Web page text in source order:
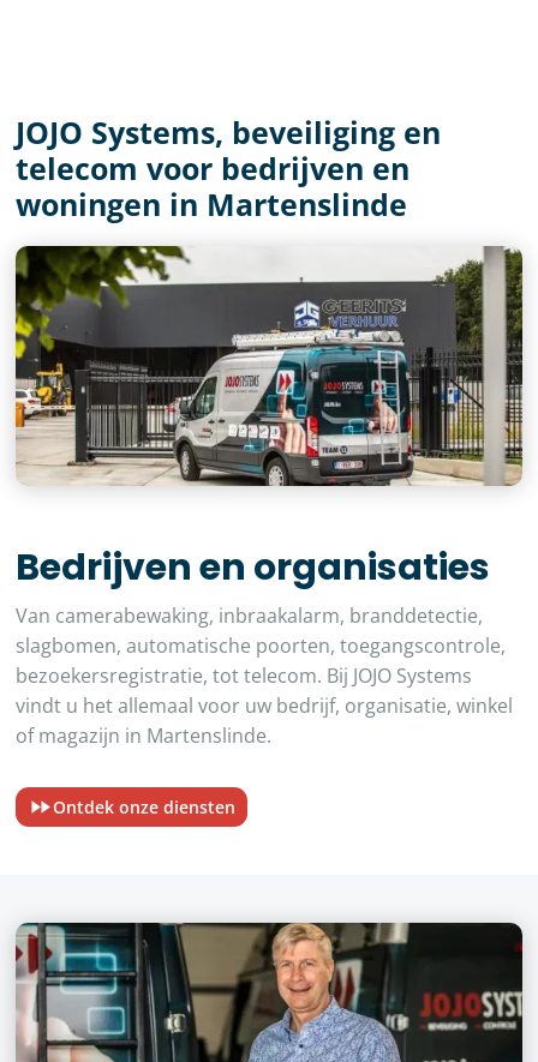
JOJO Systems, beveiliging en
telecom voor bedrijven en
woningen in Martenslinde
Bedrijven en organisaties
Van camerabewaking, inbraakalarm, branddetectie,
slagbomen, automatische poorten, toegangscontrole,
bezoekersregistratie, tot telecom. Bij JOJO Systems
vindt u het allemaal voor uw bedrijf, organisatie, winkel
of magazijn in Martenslinde.
Ontdek onze diensten